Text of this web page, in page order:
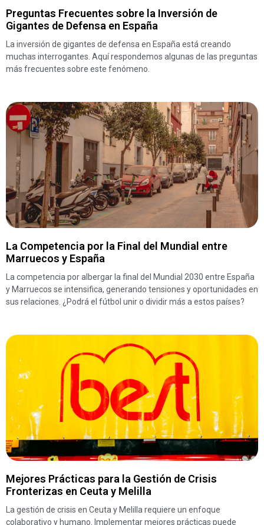
Preguntas Frecuentes sobre la Inversión de
Gigantes de Defensa en España
La inversión de gigantes de defensa en España está creando
muchas interrogantes. Aquí respondemos algunas de las preguntas
más frecuentes sobre este fenómeno.
La Competencia por la Final del Mundial entre
Marruecos y España
La competencia por albergar la final del Mundial 2030 entre España
y Marruecos se intensifica, generando tensiones y oportunidades en
sus relaciones. ¿Podrá el fútbol unir o dividir más a estos países?
Mejores Prácticas para la Gestión de Crisis
Fronterizas en Ceuta y Melilla
La gestión de crisis en Ceuta y Melilla requiere un enfoque
colaborativo y humano. Implementar mejores prácticas puede